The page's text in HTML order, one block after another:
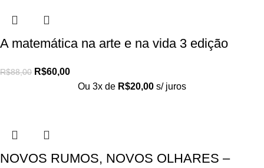
A matemática na arte e na vida 3 edição
R$88,00 R$60,00
Ou 3x de R$20,00 s/ juros
NOVOS RUMOS, NOVOS OLHARES –